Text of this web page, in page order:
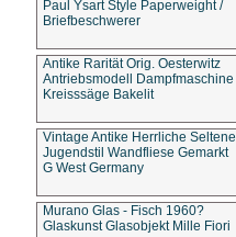
Paul Ysart Style Paperweight /
Briefbeschwerer
Antike Rarität Orig. Oesterwitz
Antriebsmodell Dampfmaschine
Kreisssäge Bakelit
Vintage Antike Herrliche Seltene
Jugendstil Wandfliese Gemarkt
G West Germany
Murano Glas - Fisch 1960?
Glaskunst Glasobjekt Mille Fiori